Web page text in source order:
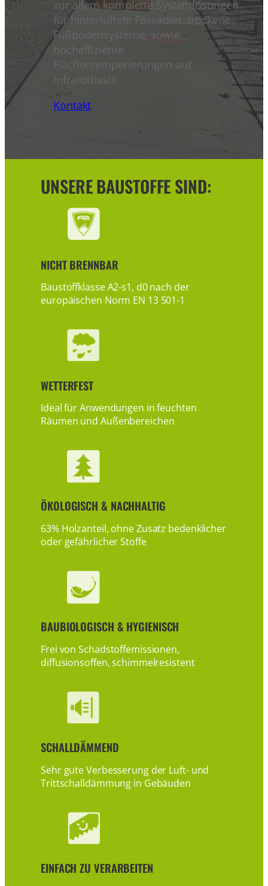
vor allem komplette Systemlösungen
für hinterlüftete Fassaden, trockene
Fußbodensysteme, sowie
hocheffiziente
Flächentemperierungen auf
Infrarotbasis.
Kontakt
UNSERE BAUSTOFFE SIND:
NICHT BRENNBAR
Baustoffklasse A2-s1, d0 nach der
europäischen Norm EN 13 501-1
WETTERFEST
Ideal für Anwendungen in feuchten
Räumen und Außenbereichen
ÖKOLOGISCH & NACHHALTIG
63% Holzanteil, ohne Zusatz bedenklicher
oder gefährlicher Stoffe
BAUBIOLOGISCH & HYGIENISCH
Frei von Schadstoffemissionen,
diffusionsoffen, schimmelresistent
SCHALLDÄMMEND
Sehr gute Verbesserung der Luft- und
Trittschalldämmung in Gebäuden
EINFACH ZU VERARBEITEN